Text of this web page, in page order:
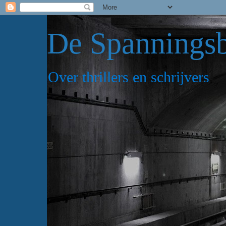
De
Over thrillers en schrijvers